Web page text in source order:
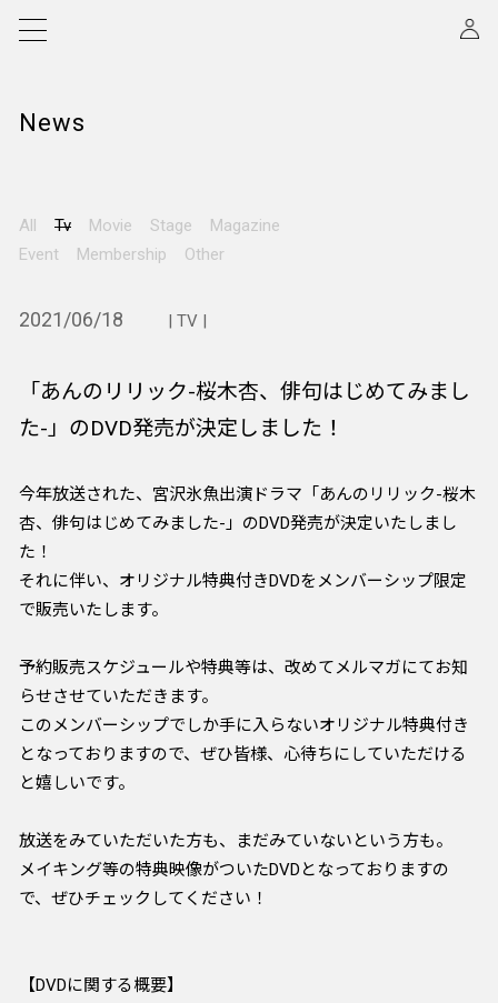
News
All Tv Movie Stage
Magazine
Event
Membership Other
2021/06/18 | TV |
「あんのリリック-桜木杏、俳句はじめてみまし
た-」のDVD発売が決定しました！
今年放送された、宮沢氷魚出演ドラマ「あんのリリック-桜木
杏、俳句はじめてみました-」のDVD発売が決定いたしまし
た！
それに伴い、オリジナル特典付きDVDをメンバーシップ限定
で販売いたします。
予約販売スケジュールや特典等は、改めてメルマガにてお知
らせさせていただきます。
このメンバーシップでしか手に入らないオリジナル特典付き
となっておりますので、ぜひ皆様、心待ちにしていただける
と嬉しいです。
放送をみていただいた方も、まだみていないという方も。
メイキング等の特典映像がついたDVDとなっておりますの
で、ぜひチェックしてください！
【DVDに関する概要】